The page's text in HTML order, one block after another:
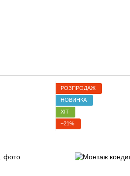
РОЗПРОДАЖ
НОВИНКА
ХІТ
−21%